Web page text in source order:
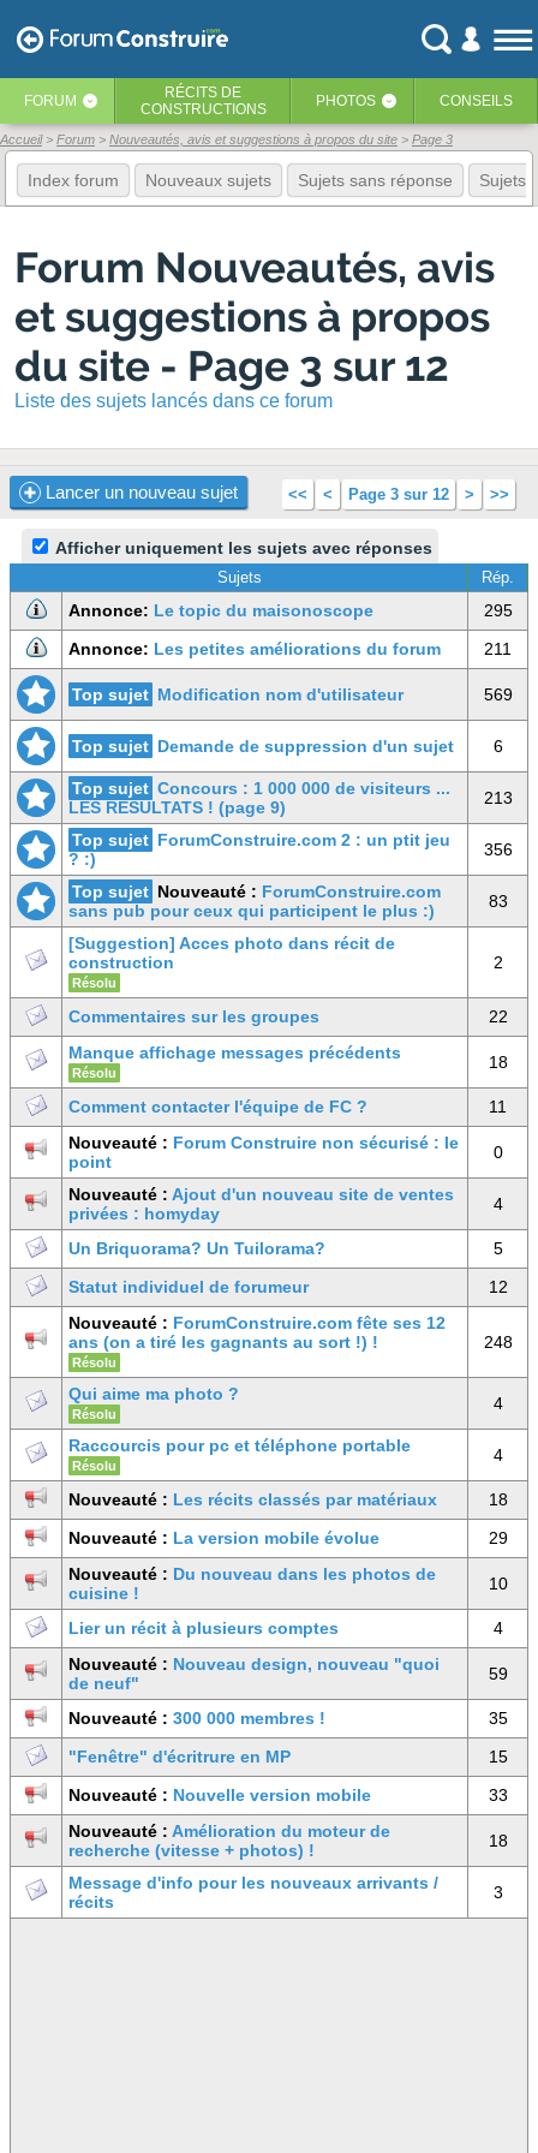
FORUM ‹ RÉCITS DE
CONSTRUCTIONS
PHOTOS ‹ CONSEILS
Accueil Forum Nouveautés, avis et suggestions à propos du site Page 3
Index forum Nouveaux sujets Sujets sans réponse Sujets
Forum Nouveautés, avis
et suggestions à propos
du site - Page 3 sur 12
Liste des sujets lancés dans ce forum
<< < Page 3 sur 12 > >>
Lancer un nouveau sujet
Afficher uniquement les sujets avec réponses
Sujets Rép.
Annonce: Le topic du maisonoscope
295
Annonce: Les petites améliorations du forum 211
Top sujet Modification nom d'utilisateur 569
Top sujet Demande de suppression d'un sujet 6
Top sujet Concours : 1 000 000 de visiteurs ...
LES RESULTATS ! (page 9)
213
Top sujet ForumConstruire.com 2 : un ptit jeu
? :)
356
Top sujet Nouveauté : ForumConstruire.com
sans pub pour ceux qui participent le plus :)
83
[Suggestion] Acces photo dans récit de
construction
Résolu
2
Commentaires sur les groupes
22
Manque affichage messages précédents
Résolu
18
Comment contacter l'équipe de FC ?
11
Nouveauté : Forum Construire non sécurisé : le
point
0
Nouveauté : Ajout d'un nouveau site de ventes
privées : homyday
4
Un Briquorama? Un Tuilorama?
5
Statut individuel de forumeur
12
Nouveauté : ForumConstruire.com fête ses 12
ans (on a tiré les gagnants au sort !) !
Résolu
248
Qui aime ma photo ?
Résolu
4
Raccourcis pour pc et téléphone portable
Résolu
4
Nouveauté : Les récits classés par matériaux
18
Nouveauté : La version mobile évolue
29
Nouveauté : Du nouveau dans les photos de
cuisine !
10
Lier un récit à plusieurs comptes
4
Nouveauté : Nouveau design, nouveau "quoi
de neuf"
59
Nouveauté : 300 000 membres !
35
"Fenêtre" d'écritrure en MP
15
Nouveauté : Nouvelle version mobile
33
Nouveauté : Amélioration du moteur de
recherche (vitesse + photos) !
18
Message d'info pour les nouveaux arrivants /
récits
3